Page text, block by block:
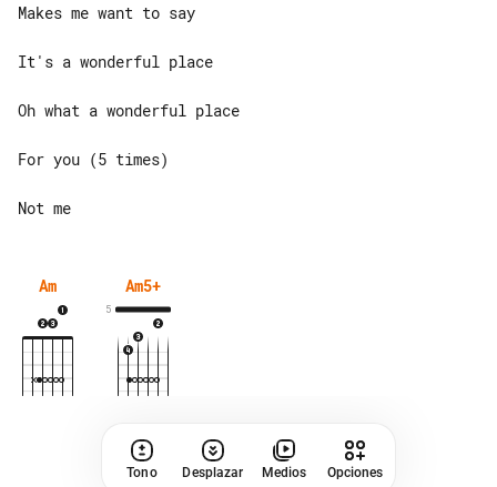
Makes me want to say
It's a wonderful place
Oh what a wonderful place
For you (5 times)
Am Am5+
5
Tono Desplazar Medios Opciones